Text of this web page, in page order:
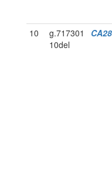
10
g.717301
10del